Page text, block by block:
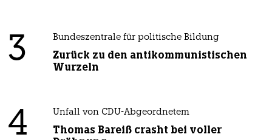
3 Bundeszentrale für politische Bildung
Zurück zu den antikommunistischen
Wurzeln
4 Unfall von CDU-Abgeordnetem
Thomas Bareiß crasht bei voller